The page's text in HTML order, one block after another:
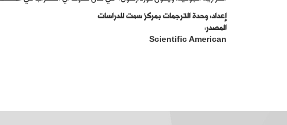
إعداد: وحدة الترجمات بمركز سمت للدراسات
المصدر:
Scientific American